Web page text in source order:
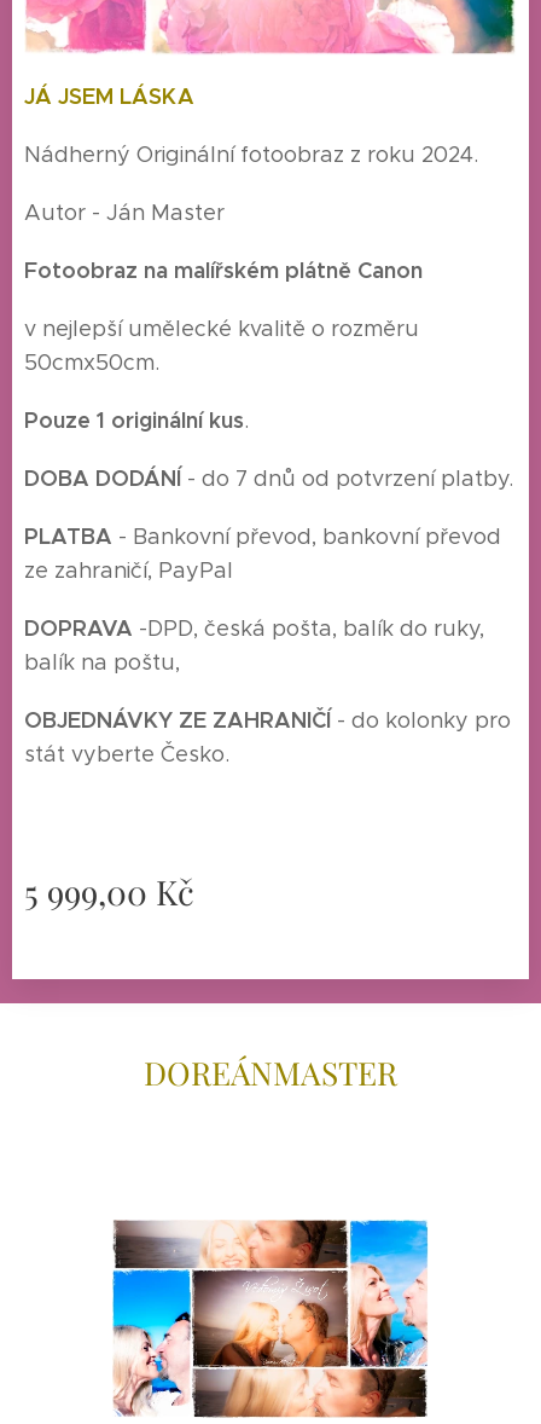
JÁ JSEM LÁSKA
Nádherný Originální fotoobraz z roku 2024.
Autor - Ján Master
Fotoobraz na malířském plátně Canon
v nejlepší umělecké kvalitě o rozměru
50cmx50cm.
Pouze 1 originální kus.
DOBA DODÁNÍ - do 7 dnů od potvrzení platby.
PLATBA - Bankovní převod, bankovní převod
ze zahraničí, PayPal
DOPRAVA -DPD, česká pošta, balík do ruky,
balík na poštu,
OBJEDNÁVKY ZE ZAHRANIČÍ - do kolonky pro
stát vyberte Česko.
5 999,00 Kč
DOREÁNMASTER